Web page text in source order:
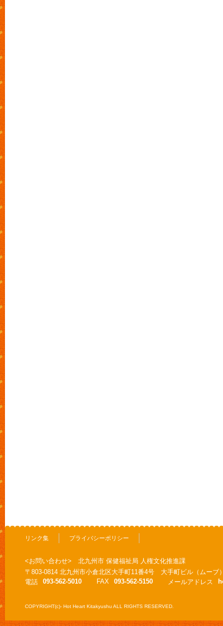
リンク集 プライバシーポリシー
<お問い合わせ> 北九州市 保健福祉局 人権文化推進課
〒803-0814 北九州市小倉北区大手町11番4号 大手町ビル（ムーブ
電話
093-562-5010 FAX 093-562-5150 メールアドレス
COPYRIGHT(c)- Hot Heart Kitakyushu ALL RIGHTS RESERVED.